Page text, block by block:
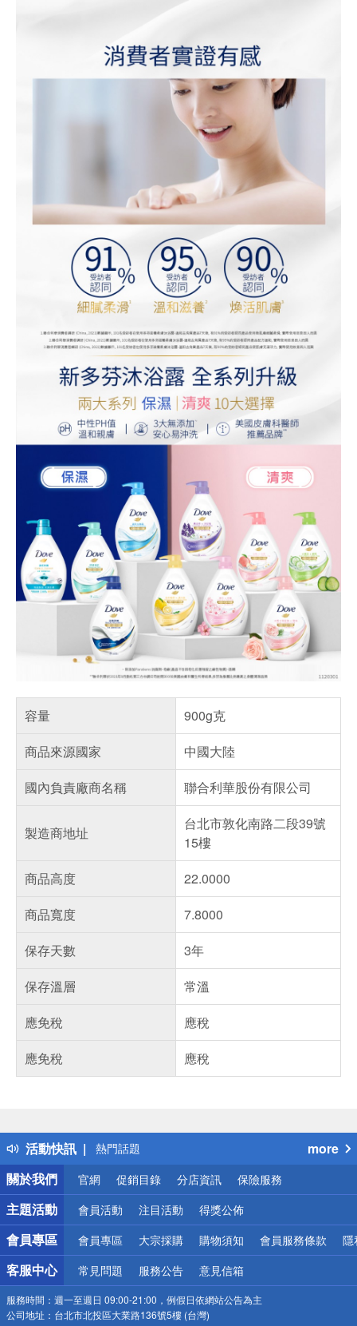
容量
900g克
商品來源國家
中國大陸
國內負責廠商名稱
聯合利華股份有限公司
製造商地址
台北市敦化南路二段39號
15樓
商品高度
22.0000
商品寬度
7.8000
保存天數
3年
保存溫層
常溫
應免稅
應稅
應免稅
應稅
活動快訊
得獎公告
熱門話題
銀行優惠
偏遠地區配送
詐騙網頁！請小心！
more
關於我們
官網 促銷目錄 分店資訊 保險服務
主題活動 會員活動 注目活動 得獎公佈
會員專區 會員專區 大宗採購 購物須知 會員服務條款 隱
客服中心 常見問題 服務公告 意見信箱
服務時間： 週一至週日 09:00-21:00，例假日依網站公告為主
公司地址： 台北市北投區大業路136號5樓 (台灣)